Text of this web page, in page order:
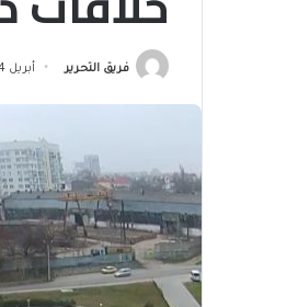
فريق التحرير أبريل 24, 2025